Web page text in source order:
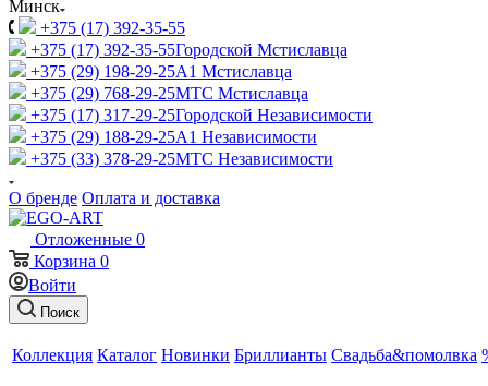
Минск
+375 (17) 392-35-55
+375 (17) 392-35-55Городской Мстиславца
+375 (29) 198-29-25A1 Мстиславца
+375 (29) 768-29-25МТС Мстиславца
+375 (17) 317-29-25Городской Независимости
+375 (29) 188-29-25A1 Независимости
+375 (33) 378-29-25МТС Независимости
О бренде Оплата и доставка
Отложенные 0
Корзина 0
Войти
Поиск
Коллекция Каталог Новинки Бриллианты Свадьба&помолвка